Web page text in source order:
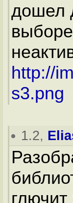
дошел
http://
s3.png
1.2,
глючит